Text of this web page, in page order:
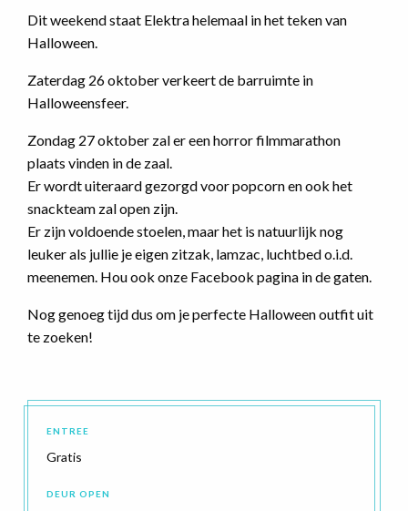
Dit weekend staat Elektra helemaal in het teken van
Halloween.
Zaterdag 26 oktober verkeert de barruimte in
Halloweensfeer.
Zondag 27 oktober zal er een horror filmmarathon
plaats vinden in de zaal.
Er wordt uiteraard gezorgd voor popcorn en ook het
snackteam zal open zijn.
Er zijn voldoende stoelen, maar het is natuurlijk nog
leuker als jullie je eigen zitzak, lamzac, luchtbed o.i.d.
meenemen. Hou ook onze Facebook pagina in de gaten.
Nog genoeg tijd dus om je perfecte Halloween outfit uit
te zoeken!
ENTREE
Gratis
DEUR OPEN